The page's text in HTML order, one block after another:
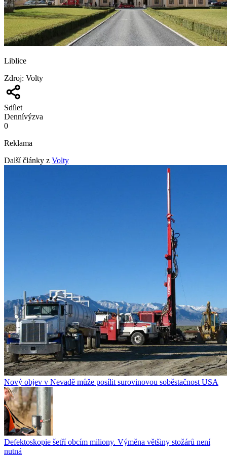
Liblice
Zdroj: Volty
Sdílet
Dennívýzva
0
Reklama
Další články z Volty
Nový objev v Nevadě může posílit surovinovou soběstačnost USA
Defektoskopie šetří obcím miliony. Výměna většiny stožárů není
nutná